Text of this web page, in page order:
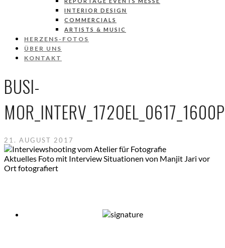
INTERIOR DESIGN
COMMERCIALS
ARTISTS & MUSIC
HERZENS-FOTOS
ÜBER UNS
KONTAKT
BUSI-
21. AUGUST 2017
Aktuelles Foto mit Interview Situationen von Manjit Jari vor
Ort fotografiert